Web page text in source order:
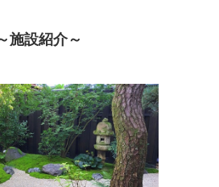
施設紹介～